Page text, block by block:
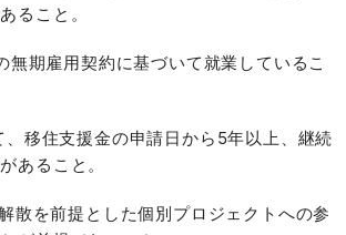
ること。
無期雇用契約に基づいて就業しているこ
、移住支援金の申請日から5年以上、継続
あること。
散を前提とした個別プロジェクトへの参